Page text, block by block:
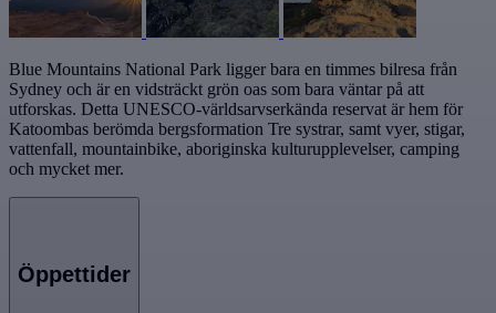
Blue Mountains National Park ligger bara en timmes bilresa från
Sydney och är en vidsträckt grön oas som bara väntar på att
utforskas. Detta UNESCO-världsarvserkända reservat är hem för
Katoombas berömda bergsformation Tre systrar, samt vyer, stigar,
vattenfall, mountainbike, aboriginska kulturupplevelser, camping
och mycket mer.
Öppettider